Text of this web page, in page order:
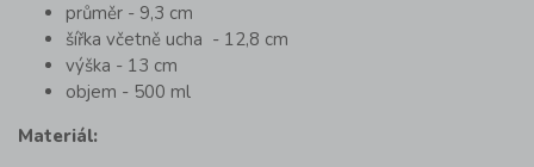
průměr - 9,3 cm
šířka včetně ucha - 12,8 cm
výška - 13 cm
objem - 500 ml
Materiál: